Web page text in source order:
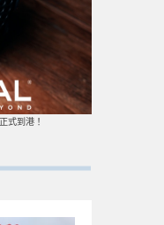
式到港！